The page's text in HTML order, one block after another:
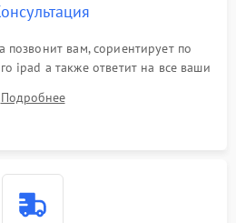
позвонит вам, сориентирует по
ipad а также ответит на все ваши
Подробнее